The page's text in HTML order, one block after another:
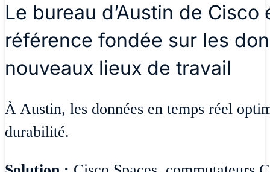
Le bureau d’Austin de Cisco
référence fondée sur les
nouveaux lieux de travail
À Austin, les données en temps réel
durabilité.